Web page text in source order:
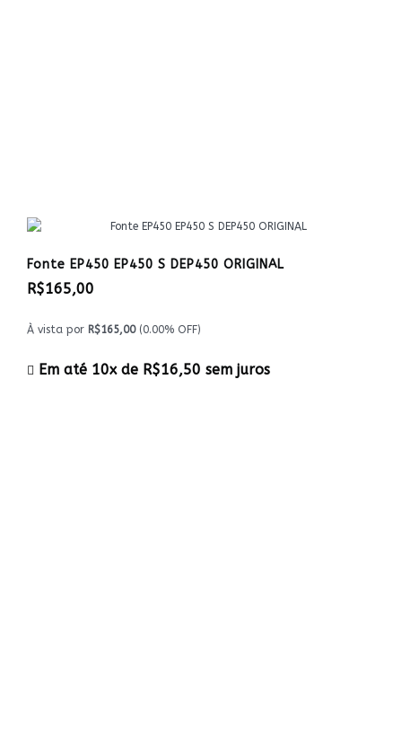
Fonte EP450 EP450 S DEP450 ORIGINAL
R$165,00
À vista por R$165,00(0.00% OFF)
Em até 10x de R$16,50 sem juros